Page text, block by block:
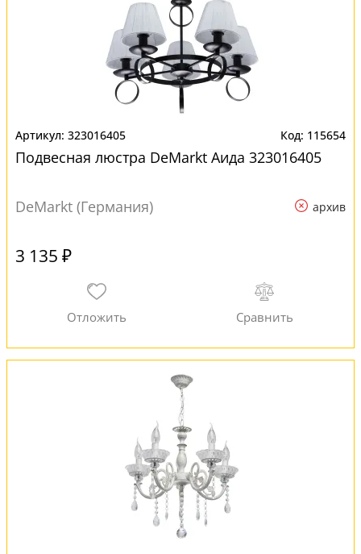
323016405 115654
Подвесная люстра DeMarkt Аида 323016405
DeMarkt (Германия) архив
3 135 ₽